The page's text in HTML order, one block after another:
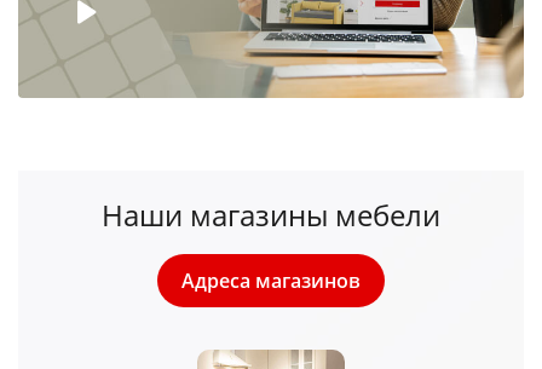
Наши магазины мебели
Адреса магазинов